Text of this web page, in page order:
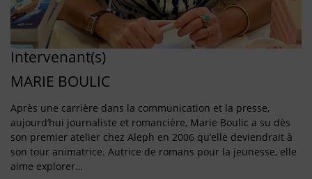
Intervenant(s)
MARIE BOULIC
Après une carrière dans la communication et la presse,
aujourd’hui journaliste et romancière, Marie Boulic a su dès
son premier atelier chez Aleph en 2006 qu’elle deviendrait à
son tour animatrice. Autrice de romans pour la jeunesse, elle
aime explorer…